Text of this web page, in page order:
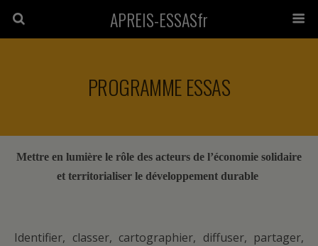
APREIS-ESSASfr
PROGRAMME ESSAS
Mettre en lumière le rôle des acteurs de l’économie solidaire
et territorialiser le développement durable
Identifier, classer, cartographier, diffuser, partager,